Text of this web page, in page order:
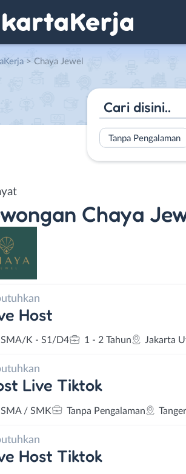
> Chaya Jewel
Tanpa Pengalaman
Chaya
Host
SMA/K - S1/D4 1 - 2 Tahun Jakarta
Live Tiktok
SMA / SMK Tanpa Pengalaman
Host Tiktok